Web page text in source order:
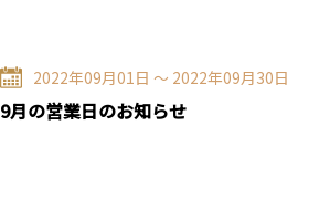
2022年09月01日 〜 2022年09月30日
9月の営業日のお知らせ